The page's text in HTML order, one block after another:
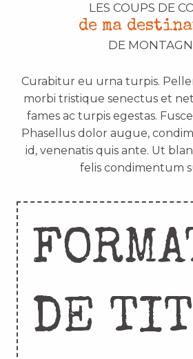
LES COUPS DE
de ma
DE
Curabitur eu urna turpis.
morbi tristique senectus et
fames ac turpis egestas.
Phasellus dolor augue,
id, venenatis quis ante. Ut
felis condimentum
DE